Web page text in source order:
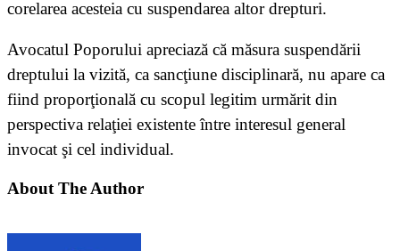
corelarea acesteia cu suspendarea altor drepturi.
Avocatul Poporului apreciază că măsura suspendării
dreptului la vizită, ca sancţiune disciplinară, nu apare ca
fiind proporţională cu scopul legitim urmărit din
perspectiva relaţiei existente între interesul general
invocat şi cel individual.
About The Author